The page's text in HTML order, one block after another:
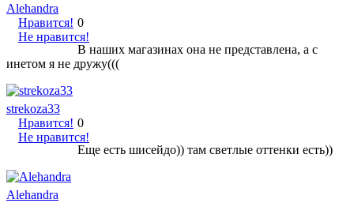
Alehandra
Нравится!
Не нравится!
0
В наших магазинах она не представлена, а с
инетом я не дружу(((
strekoza33
Нравится!
Не нравится!
0
Еще есть шисейдо)) там светлые оттенки есть))
Alehandra